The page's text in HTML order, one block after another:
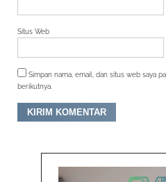
Situs Web
Simpan nama, email, dan situs web saya
berikutnya.